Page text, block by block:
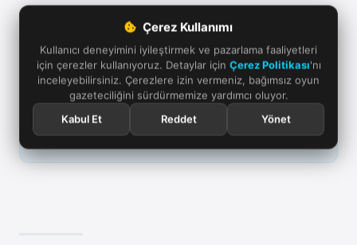
Çerez Kullanımı
Kullanıcı deneyimini iyileştirmek ve pazarlama faaliyetleri
için çerezler kullanıyoruz. Detaylar için Çerez Politikası'nı
inceleyebilirsiniz. Çerezlere izin vermeniz, bağımsız oyun
gazeteciliğini sürdürmemize yardımcı oluyor.
Kabul Et
Reddet Yönet
Google'da bizi öne çıkarın
Aramalarda ve haber akışında Oyun Günlüğü'nü takip
edin. Bağımsız oyun gazeteciliğine verdiğiniz destek için
teşekkürler.
Öne çıkar Takip et